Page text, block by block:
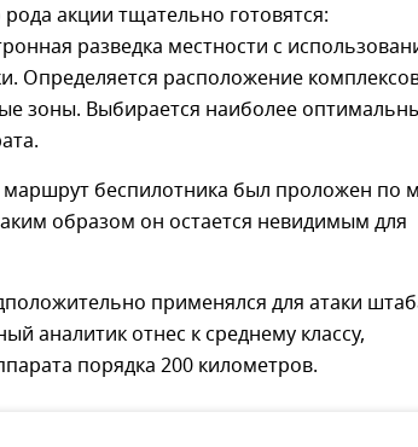
акции тщательно готовятся:
разведка местности с
Определяется расположение
зоны. Выбирается наиболее
маршрут беспилотника был проложен по
образом он остается невидимым для
применялся для атаки
аналитик отнес к среднему классу,
порядка 200 километров.